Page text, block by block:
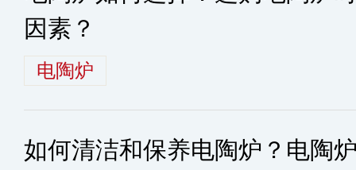
因素？
电陶炉
如何清洁和保养电陶炉？电陶